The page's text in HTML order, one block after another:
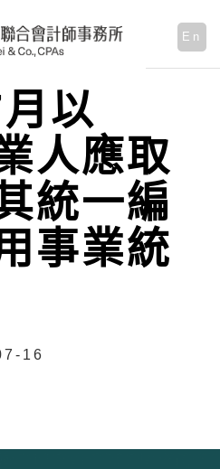
En
以
人應取
統一編
事業統
16